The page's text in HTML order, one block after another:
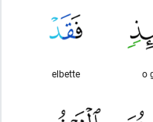
o
elbette